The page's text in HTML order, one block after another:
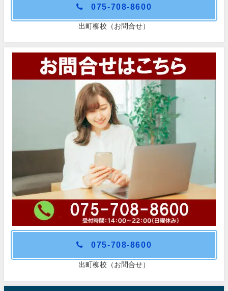
075-708-8600
出町柳校（お問合せ）
075-708-8600
出町柳校（お問合せ）